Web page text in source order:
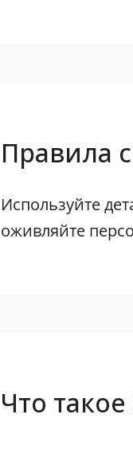
Правила
Используйте
оживляйте
Что